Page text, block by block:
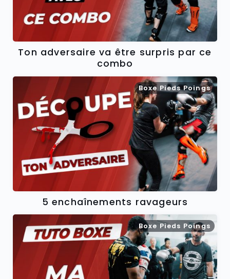
Ton adversaire va être surpris par ce
combo
Boxe Pieds Poings
5 enchaînements ravageurs
Boxe Pieds Poings